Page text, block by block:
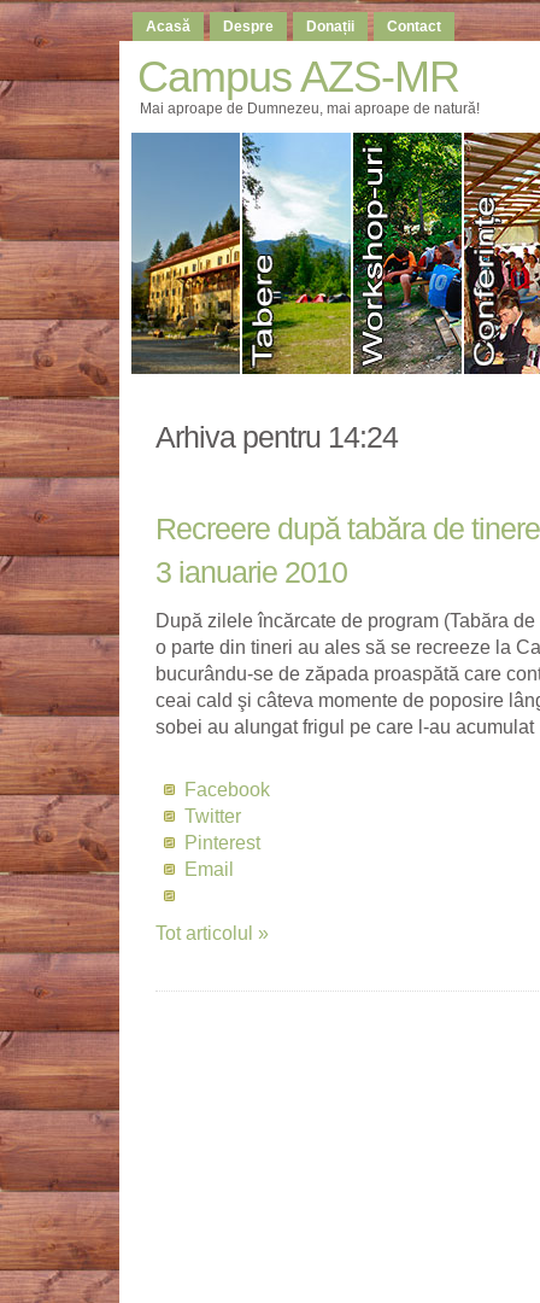
Acasă Despre Donații Contact
Campus AZS-MR
Mai aproape de Dumnezeu, mai aproape de natură!
Arhiva pentru 14:24
Recreere după tabăra de
3 ianuarie 2010
După zilele încărcate de program (Tabăra
o parte din tineri au ales să se recreeze la
bucurându-se de zăpada proaspătă care
ceai cald şi câteva momente de poposire
sobei au alungat frigul pe care l-au
Facebook
Twitter
Pinterest
Email
Tot articolul »